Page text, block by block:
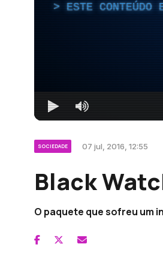
ESTE CONTEÚDO
SOCIEDADE 07 jul, 2016, 12:55
Black
O paquete que sofreu um